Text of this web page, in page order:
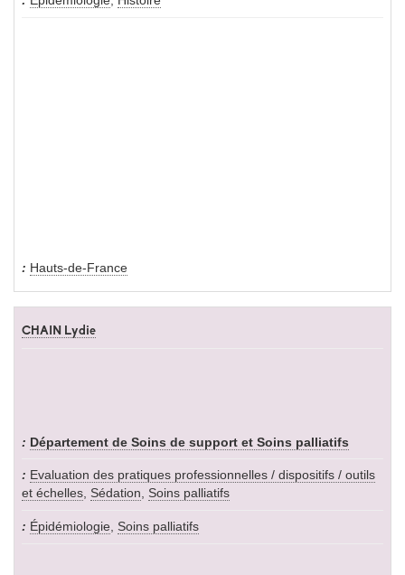
Hauts-de-France
CHAIN Lydie
Département de Soins de support et Soins palliatifs
Evaluation des pratiques professionnelles / dispositifs / outils
et échelles, Sédation, Soins palliatifs
Épidémiologie, Soins palliatifs